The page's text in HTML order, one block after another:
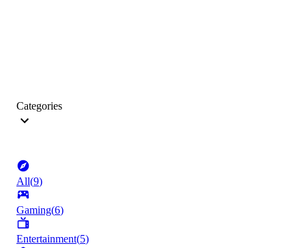
Categories
All(9)
Gaming(6)
Entertainment(5)